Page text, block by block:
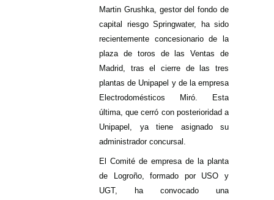
Martin Grushka, gestor del fondo de
capital riesgo Springwater, ha sido
recientemente concesionario de la
plaza de toros de las Ventas de
Madrid, tras el cierre de las tres
plantas de Unipapel y de la empresa
Electrodomésticos Miró. Esta
última, que cerró con posterioridad a
Unipapel, ya tiene asignado su
administrador concursal.
El Comité de empresa de la planta
de Logroño, formado por USO y
UGT, ha convocado una